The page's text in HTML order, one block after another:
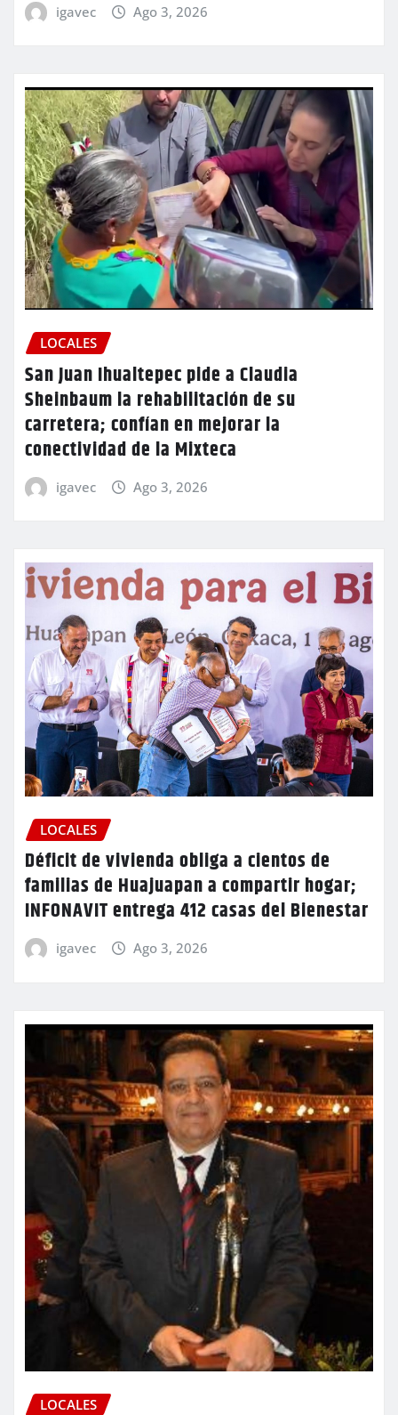
igavec Ago 3, 2026
LOCALES
San Juan Ihualtepec pide a Claudia
Sheinbaum la rehabilitación de su
carretera; confían en mejorar la
conectividad de la Mixteca
igavec Ago 3, 2026
LOCALES
Déficit de vivienda obliga a cientos de
familias de Huajuapan a compartir hogar;
INFONAVIT entrega 412 casas del Bienestar
igavec Ago 3, 2026
LOCALES